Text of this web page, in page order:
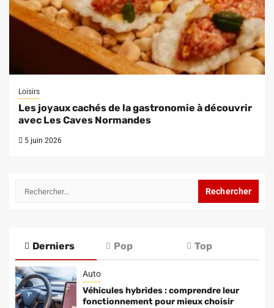
Loisirs
Les joyaux cachés de la gastronomie à découvrir
avec Les Caves Normandes
5 juin 2026
Rechercher :
Derniers Pop Top
Auto
Véhicules hybrides : comprendre leur
fonctionnement pour mieux choisir